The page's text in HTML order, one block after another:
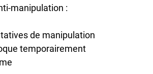
manipulation :
de manipulation
temporairement